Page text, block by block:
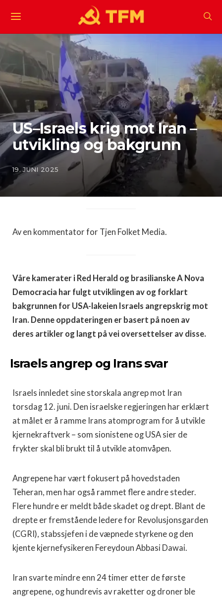
US–Israels krig mot Iran –
utvikling og bakgrunn
19. JUNI 2025
Av en kommentator for Tjen Folket Media.
Våre kamerater i Red Herald og brasilianske A Nova
Democracia har fulgt utviklingen av og forklart
bakgrunnen for USA-lakeien Israels angrepskrig mot
Iran. Denne oppdateringen er basert på noen av
deres artikler og langt på vei oversettelser av disse.
Israels angrep og Irans svar
Israels innledet sine storskala angrep mot Iran
torsdag 12. juni. Den israelske regjeringen har erklært
at målet er å ramme Irans atomprogram for å utvikle
kjernekraftverk – som sionistene og USA sier de
frykter skal bli brukt til å utvikle atomvåpen.
Angrepene har vært fokusert på hovedstaden
Teheran, men har også rammet flere andre steder.
Flere hundre er meldt både skadet og drept. Blant de
drepte er fremstående ledere for Revolusjonsgarden
(CGRI), stabssjefen i de væpnede styrkene og den
kjente kjernefysikeren Fereydoun Abbasi Dawai.
Iran svarte mindre enn 24 timer etter de første
angrepene, og hundrevis av raketter og droner ble